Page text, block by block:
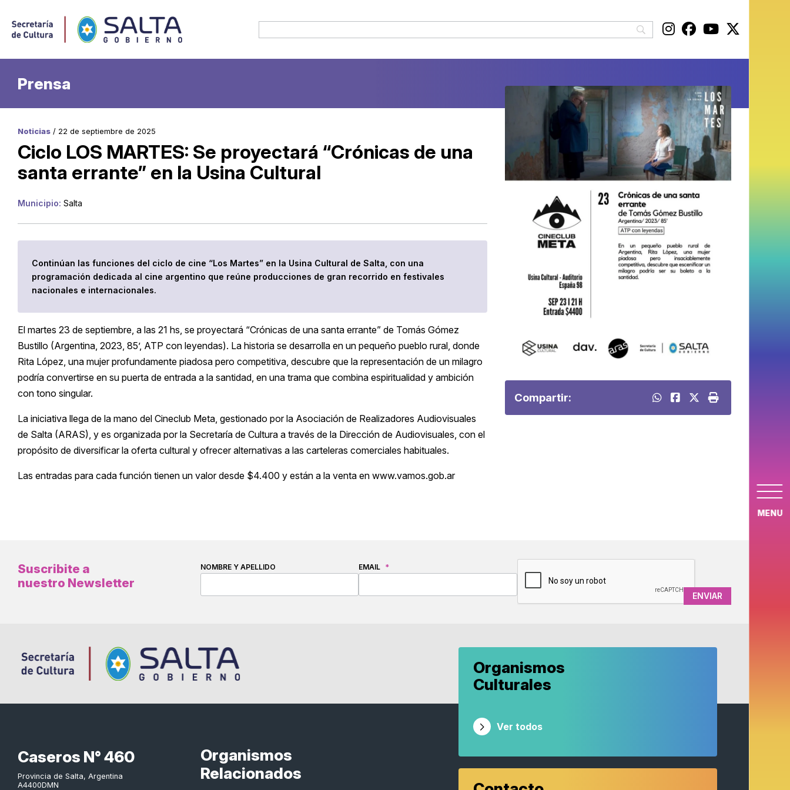
MENU
Prensa
Noticias / 22 de septiembre de 2025
Ciclo LOS MARTES: Se proyectará “Crónicas de una
santa errante” en la Usina Cultural
Municipio: Salta
Continúan las funciones del ciclo de cine “Los Martes” en la Usina Cultural de Salta, con una
programación dedicada al cine argentino que reúne producciones de gran recorrido en festivales
nacionales e internacionales.
El martes 23 de septiembre, a las 21 hs, se proyectará “Crónicas de una santa errante” de Tomás Gómez
Bustillo (Argentina, 2023, 85’, ATP con leyendas). La historia se desarrolla en un pequeño pueblo rural, donde
Rita López, una mujer profundamente piadosa pero competitiva, descubre que la representación de un milagro
podría convertirse en su puerta de entrada a la santidad, en una trama que combina espiritualidad y ambición
con tono singular.
La iniciativa llega de la mano del Cineclub Meta, gestionado por la Asociación de Realizadores Audiovisuales
de Salta (ARAS), y es organizada por la Secretaría de Cultura a través de la Dirección de Audiovisuales, con el
propósito de diversificar la oferta cultural y ofrecer alternativas a las carteleras comerciales habituales.
Las entradas para cada función tienen un valor desde $4.400 y están a la venta en www.vamos.gob.ar
Compartir:
Suscribite a
nuestro Newsletter
NOMBRE Y APELLIDO EMAIL *
Caseros N° 460
Provincia de Salta, Argentina
A4400DMN
Organismos
Relacionados
Organismos
Culturales
Ver todos